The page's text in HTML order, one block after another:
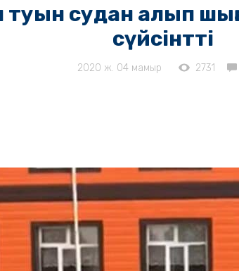
туын судан алып
сүйсінтті
2020 ж. 04 мамыр 2731